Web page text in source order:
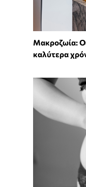
Mακροζωία:
καλύτερα